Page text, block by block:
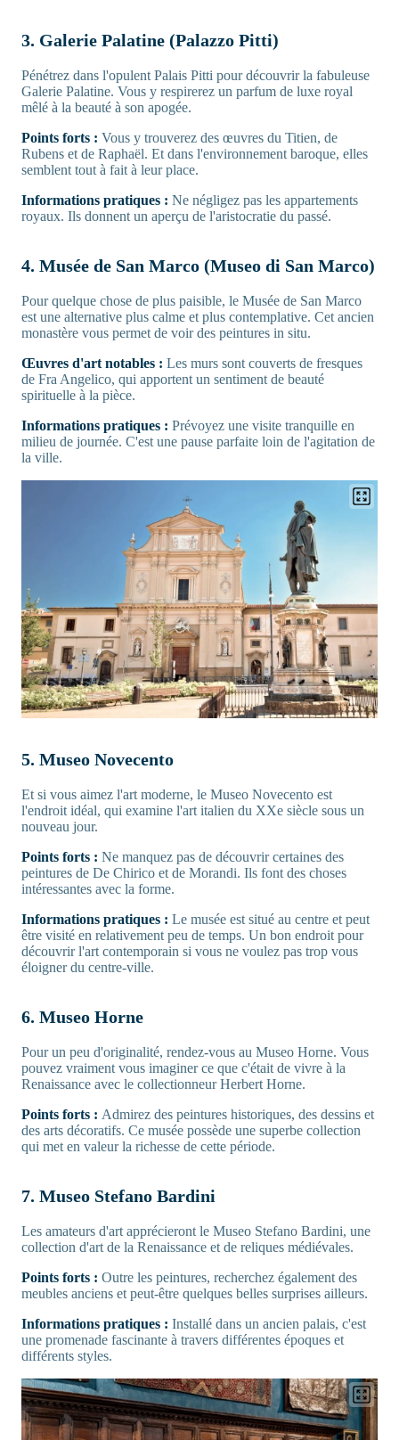
3. Galerie Palatine (Palazzo Pitti)
Pénétrez dans l'opulent Palais Pitti pour découvrir la fabuleuse
Galerie Palatine. Vous y respirerez un parfum de luxe royal
mêlé à la beauté à son apogée.
Points forts : Vous y trouverez des œuvres du Titien, de
Rubens et de Raphaël. Et dans l'environnement baroque, elles
semblent tout à fait à leur place.
Informations pratiques : Ne négligez pas les appartements
royaux. Ils donnent un aperçu de l'aristocratie du passé.
4. Musée de San Marco (Museo di San Marco)
Pour quelque chose de plus paisible, le Musée de San Marco
est une alternative plus calme et plus contemplative. Cet ancien
monastère vous permet de voir des peintures in situ.
Œuvres d'art notables : Les murs sont couverts de fresques
de Fra Angelico, qui apportent un sentiment de beauté
spirituelle à la pièce.
Informations pratiques : Prévoyez une visite tranquille en
milieu de journée. C'est une pause parfaite loin de l'agitation de
la ville.
5. Museo Novecento
Et si vous aimez l'art moderne, le Museo Novecento est
l'endroit idéal, qui examine l'art italien du XXe siècle sous un
nouveau jour.
Points forts : Ne manquez pas de découvrir certaines des
peintures de De Chirico et de Morandi. Ils font des choses
intéressantes avec la forme.
Informations pratiques : Le musée est situé au centre et peut
être visité en relativement peu de temps. Un bon endroit pour
découvrir l'art contemporain si vous ne voulez pas trop vous
éloigner du centre-ville.
6. Museo Horne
Pour un peu d'originalité, rendez-vous au Museo Horne. Vous
pouvez vraiment vous imaginer ce que c'était de vivre à la
Renaissance avec le collectionneur Herbert Horne.
Points forts : Admirez des peintures historiques, des dessins et
des arts décoratifs. Ce musée possède une superbe collection
qui met en valeur la richesse de cette période.
7. Museo Stefano Bardini
Les amateurs d'art apprécieront le Museo Stefano Bardini, une
collection d'art de la Renaissance et de reliques médiévales.
Points forts : Outre les peintures, recherchez également des
meubles anciens et peut-être quelques belles surprises ailleurs.
Informations pratiques : Installé dans un ancien palais, c'est
une promenade fascinante à travers différentes époques et
différents styles.